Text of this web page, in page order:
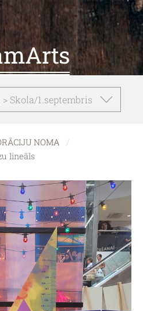
> Skola/1.septembris
NOMA
lineāls